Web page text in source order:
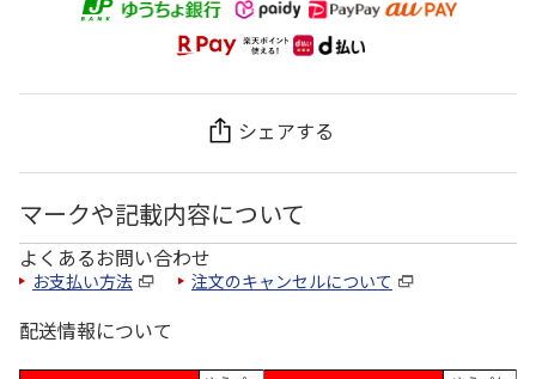
シェアする
マークや記載内容について
よくあるお問い合わせ
お支払い方法 注文のキャンセルについて
配送情報について